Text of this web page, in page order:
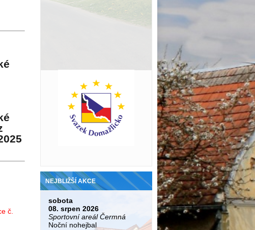
č.
NEJBLIŽŠÍ AKCE
sobota
08. srpen 2026
Sportovní areál Čermná
Noční nohejbal